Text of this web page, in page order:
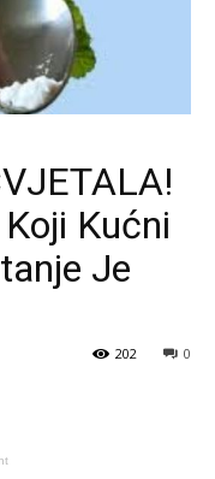
Kućni
Je
0
202